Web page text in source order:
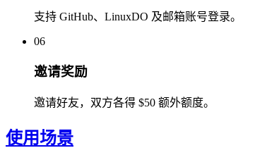
支持 GitHub、LinuxDO 及邮箱账号登录。
06
邀请奖励
邀请好友，双方各得 $50 额外额度。
使用场景